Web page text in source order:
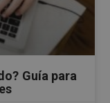
Guía para